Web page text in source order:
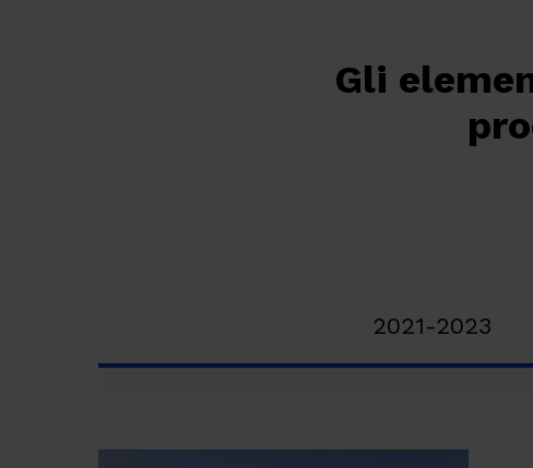
Gli
2021-2023